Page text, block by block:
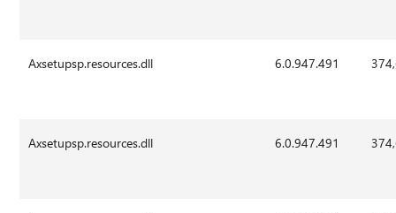
Axsetupsp.resources.dll 6.0.947.491
Axsetupsp.resources.dll 6.0.947.491